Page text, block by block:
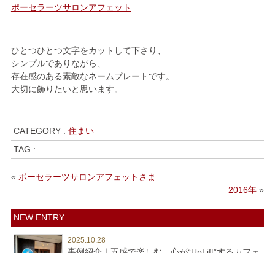
ポーセラーツサロンアフェット
ひとつひとつ文字をカットして下さり、
シンプルでありながら、
存在感のある素敵なネームプレートです。
大切に飾りたいと思います。
CATEGORY : 住まい
TAG :
« ポーセラーツサロンアフェットさま
2016年 »
NEW ENTRY
2025.10.28